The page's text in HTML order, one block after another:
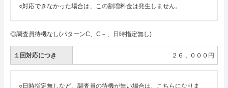
○対応できなかった場合は、この割増料金は発生しません。
◎調査員待機なし(パターンC、C－、日時指定無し)
１回対応につき ２６，０００円
○日時指定無しなど、調査員の待機が無い場合は、こちらになりま